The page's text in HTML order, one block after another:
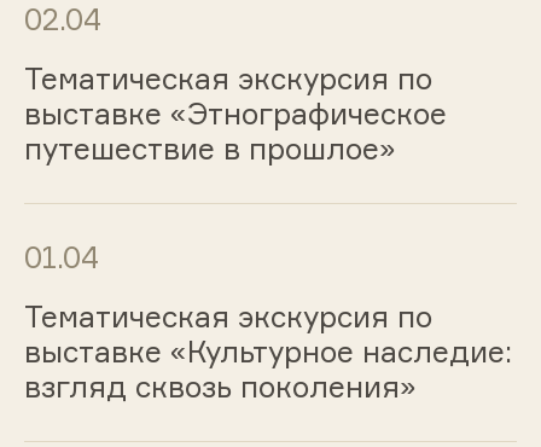
02.04
Тематическая экскурсия по
выставке «Этнографическое
путешествие в прошлое»
01.04
Тематическая экскурсия по
выставке «Культурное наследие:
взгляд сквозь поколения»